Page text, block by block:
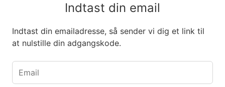
Indtast din email
Indtast din emailadresse, så sender vi dig et link til
at nulstille din adgangskode.